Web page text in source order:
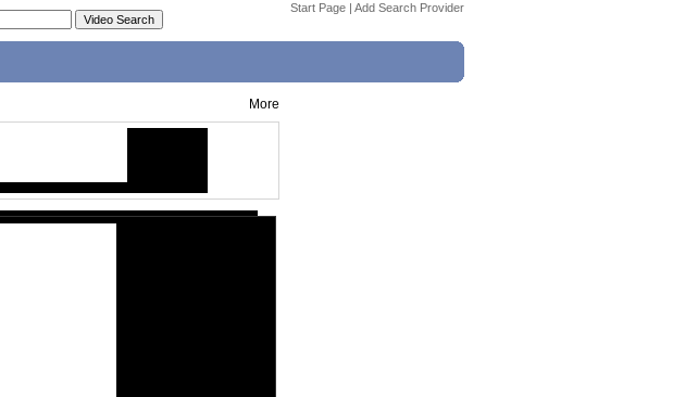
Start Page | Add Search Provider
More